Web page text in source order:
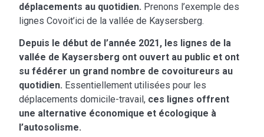
déplacements au quotidien. Prenons l’exemple des
lignes Covoit’ici de la vallée de Kaysersberg.
Depuis le début de l’année 2021, les lignes de la
vallée de Kaysersberg ont ouvert au public et ont
su fédérer un grand nombre de covoitureurs au
quotidien. Essentiellement utilisées pour les
déplacements domicile-travail, ces lignes offrent
une alternative économique et écologique à
l’autosolisme.